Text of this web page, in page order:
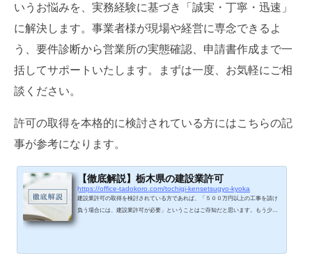
いうお悩みを、実務経験に基づき「誠実・丁寧・迅速」
に解決します。事業者様が現場や経営に専念できるよ
う、要件診断から営業所の実態確認、申請書作成まで一
括してサポートいたします。まずは一度、お気軽にご相
談ください。
許可の取得を本格的に検討されている方にはこちらの記
事が参考になります。
【徹底解説】栃木県の建設業許可
https://office-tadokoro.com/tochigi-kensetsugyo-kyoka
建設業許可の取得を検討されている方であれば、「５００万円以上の工事を請け
負う場合には、建設業許可が必要」ということはご存知だと思います。もう少し